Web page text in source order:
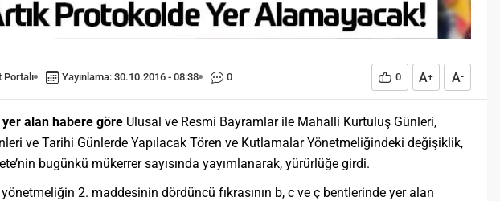
Portalı Yayınlama: 30.10.2016 - 08:38 0 0 A+ A-
yer alan habere göre Ulusal ve Resmi Bayramlar ile Mahalli Kurtuluş Günleri,
ve Tarihi Günlerde Yapılacak Tören ve Kutlamalar Yönetmeliğindeki değişiklik,
bugünkü mükerrer sayısında yayımlanarak, yürürlüğe girdi.
2. maddesinin dördüncü fıkrasının b, c ve ç bentlerinde yer alan
sonucunda meydana gelen kalıcı
izli bilişsel, duyuşsal ve